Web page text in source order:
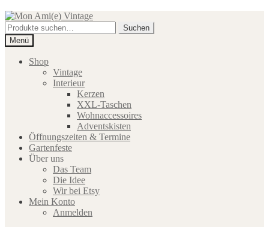
Zur
Navigation
springen
Zum
Inhalt
springen
Suche
nach:
Suchen
Menü
Shop
Vintage
Interieur
Kerzen
XXL-Taschen
Wohnaccessoires
Adventskisten
Öffnungszeiten & Termine
Gartenfeste
Über uns
Das Team
Die Idee
Wir bei Etsy
Mein Konto
Anmelden